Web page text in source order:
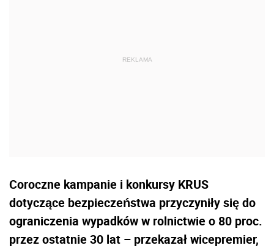
Coroczne kampanie i konkursy KRUS
dotyczące bezpieczeństwa przyczyniły się do
ograniczenia wypadków w rolnictwie o 80 proc.
przez ostatnie 30 lat – przekazał wicepremier,